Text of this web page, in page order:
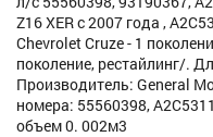
Z16 XER с 2007 года ,
Chevrolet Cruze - 1
поколение, рестайлинг/.
Производитель: General
номера: 55560398,
объем 0. 002м3